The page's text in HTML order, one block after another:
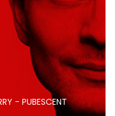
- PUBESCENT